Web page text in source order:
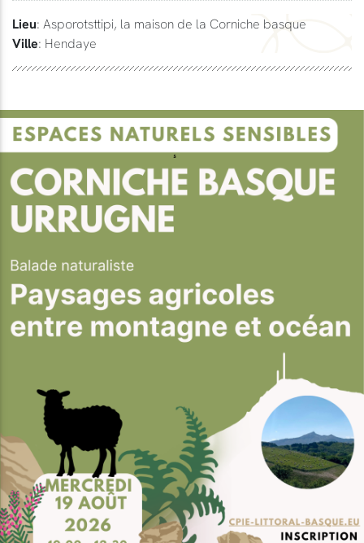
Lieu: Asporotsttipi, la maison de la Corniche basque
Ville: Hendaye